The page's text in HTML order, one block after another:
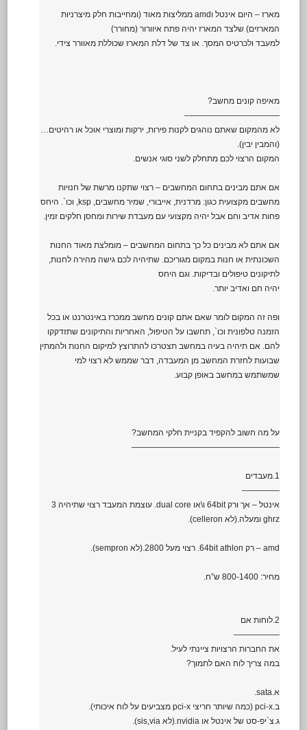
מארז – היום אינטל וamd ממליצות מאוד (ומחייבות חלק מיצרניות
המארזים) שלצד המארז יהיה פתח איוורור (מחורר)
למעבד ולכרטיס המסך. או צד של דלת המארז שכוללת מאוורר צידי.
מאיפה קונים מחשב?
———————————–
לא מהמקום שאתם נוהגים לקנות פירות, ירקות ומוצרי אוכל או רהיטים…
(והמבין יבין).
המקום הרצוי לכם מתחלק לשני סוגי אנשים.
אם אתם מבינים בתחום המחשבים – רצוי שתקנו מרשת של חנויות
מחשבים מקצועית כגון: מרדנית, אייבורי, שמיר מחשבים, ksp, וכו`. היחס
פחות אדיב וחם אבל יהיה מקצועי עם מעבדת שירות ומחסן חלקים זמין.
אם אתם לא מבינים כל כך בתחום המחשבים – מומלצת מאוד החנות
השכונתית או חנות במקום מגוריכם. שתיהיה לכם גישה מהירה לחנות,
לתיקונים טיפולים ובדיקות. וגם היחס
יהיה חם ואדיב יותר.
ופה זה המקום לומר שאם אתם קונים מחשב ממכרז באינטרנט או בכל
הזמנה טלפונית וכו`, תחשבו על הטיפול, האחריות והתיקונים שתזדקקו
להם. אם תיהיה בעיה במחשב תצטרכו להתרוצץ למיקום החנות ולהמתין
שבועות לחזרת המחשב מן המעבדה, דבר שממש לא רצוי למי
שמשתמש במחשב באופן קבוע.
על מה חשוב להקפיד בקניית חלקי המחשב?
——————————————————
1.מעבדים
————–
אינטל – אך ורק 64bit ו\או dual core. עוצמת המעבד רצוי שתיהיה 3
ghrz ומעלה.(לא celleron).
amd – רק 64bit athlon. רצוי מעל 2800.(לא sempron).
מחיר: 800-1400 ש”ח.
2.לוחות אם
—————–
את החברות הרצויות ציינתי לעיל.
במה צריך לוח האם לתמוך?
א.sata.
ב.pci-x (כמה שיותר חריצי pci-x מצביעים על לוח איכותי).
ג.צ`יפ-סט של אינטל או nvidia.(לא sis,via).